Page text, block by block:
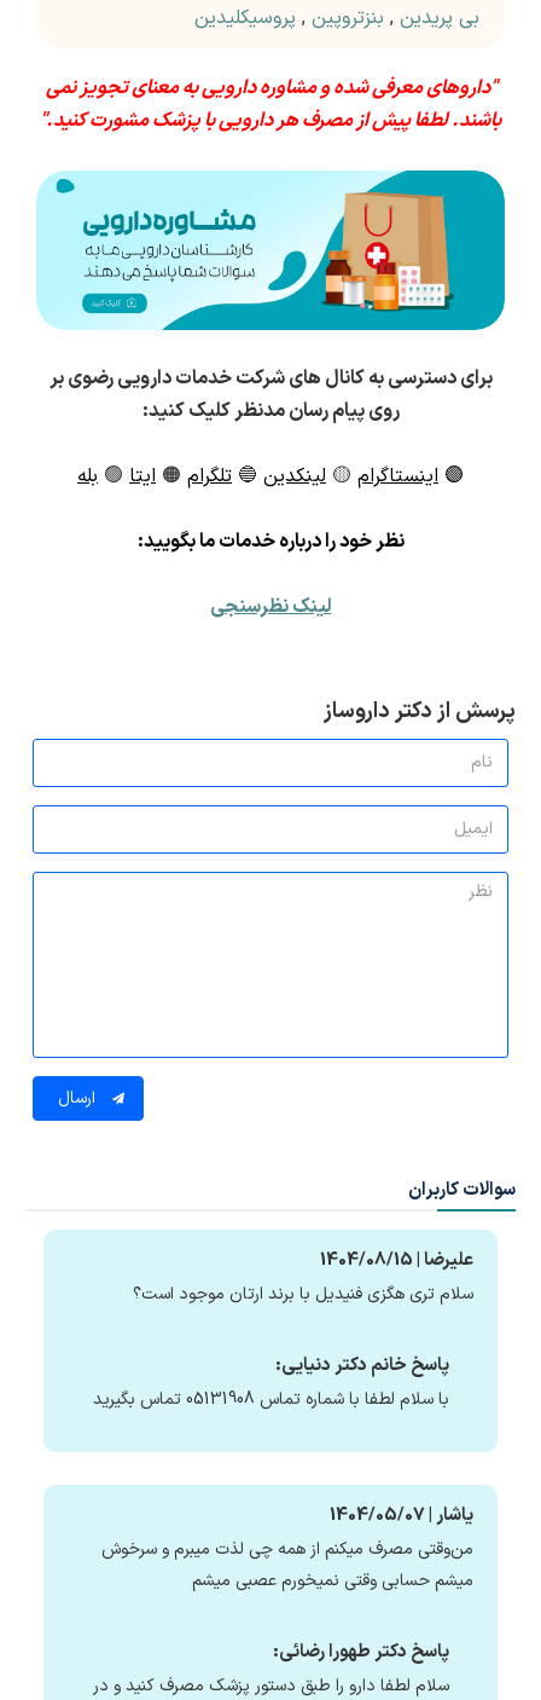
بی پریدین , بنزتروپین , پروسیکلیدین
"داروهای معرفی شده و مشاوره دارویی به معنای تجویز نمی
باشند. لطفا پیش از مصرف هر دارویی با پزشک مشورت کنید."
برای دسترسی به کانال های شرکت خدمات دارویی رضوی بر
روی پیام رسان مدنظر کلیک کنید:
🟣 اینستاگرام 🟡 لینکدین 🔵 تلگرام 🟠 ایتا 🟢 بله
نظر خود را درباره خدمات ما بگویید:
لینک نظرسنجی
پرسش از دکتر داروساز
ارسال
سوالات کاربران
علیرضا | 1404/08/15
سلام تری هگزی فنیدیل با برند ارتان موجود است؟
پاسخ خانم دکتر دنیایی:
با سلام لطفا با شماره تماس 05131908 تماس بگیرید
یاشار | 1404/05/07
من‌‌وقتی مصرف میکنم از همه چی لذت میبرم و سرخوش
میشم حسابی وقتی نمیخورم عصبی میشم
پاسخ دکتر طهورا رضائی:
سلام لطفا دارو را طبق دستور پزشک مصرف کنید و در